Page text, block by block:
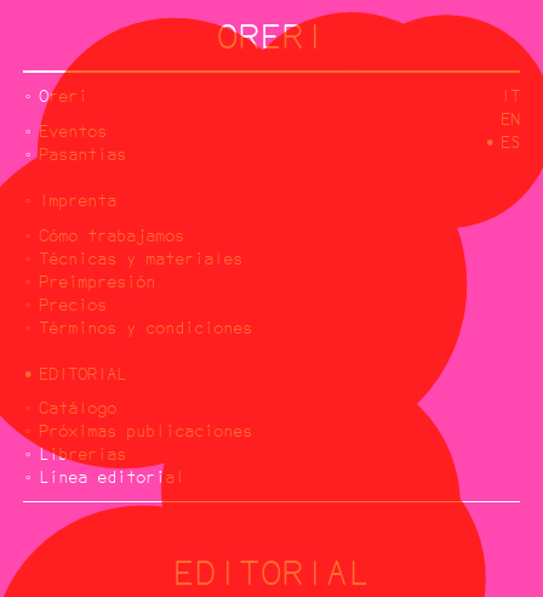
ORERI
Oreri
Eventos
Pasantías
Imprenta
Cómo trabajamos
Técnicas y materiales
Preimpresión
Precios
Términos y condiciones
EDITORIAL
Catálogo
Próximas publicaciones
Librerías
Línea editorial
IT
EN
ES
EDITORIAL